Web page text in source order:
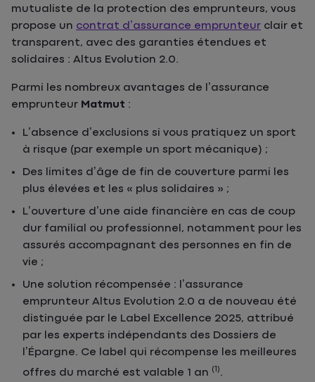
mutualiste de la protection des emprunteurs, vous
propose un contrat d’assurance emprunteur clair et
transparent, avec des garanties étendues et
solidaires : Altus Evolution 2.0.
Parmi les nombreux avantages de l’assurance
emprunteur Matmut :
L’absence d’exclusions si vous pratiquez un sport
à risque (par exemple un sport mécanique) ;
Des limites d’âge de fin de couverture parmi les
plus élevées et les « plus solidaires » ;
L’ouverture d’une aide financière en cas de coup
dur familial ou professionnel, notamment pour les
assurés accompagnant des personnes en fin de
vie ;
Une solution récompensée : l’assurance
emprunteur Altus Evolution 2.0 a de nouveau été
distinguée par le Label Excellence 2025, attribué
par les experts indépendants des Dossiers de
l’Épargne. Ce label qui récompense les meilleures
offres du marché est valable 1 an (1).